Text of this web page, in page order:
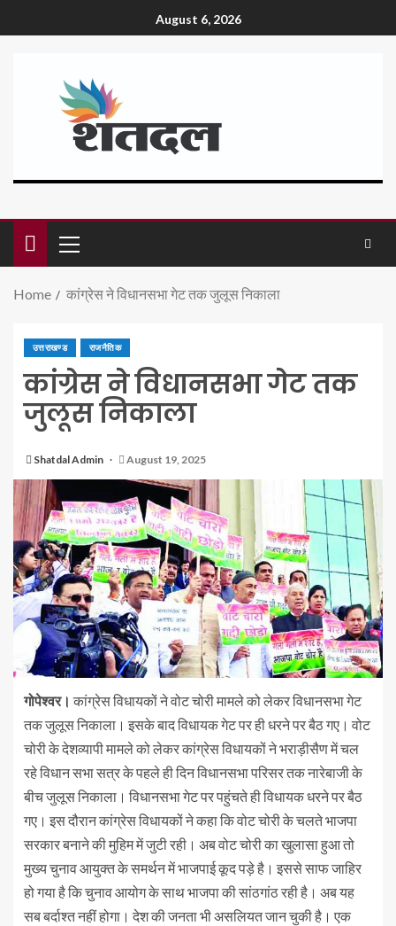
August 6, 2026
Home कांग्रेस ने विधानसभा गेट तक जुलूस निकाला
उत्तराखण्ड राजनैतिक
कांग्रेस ने विधानसभा गेट तक
जुलूस निकाला
Shatdal Admin August 19, 2025
गोपेश्वर। कांग्रेस विधायकों ने वोट चोरी मामले को लेकर विधानसभा गेट
तक जुलूस निकाला। इसके बाद विधायक गेट पर ही धरने पर बैठ गए। वोट
चोरी के देशव्यापी मामले को लेकर कांग्रेस विधायकों ने भराड़ीसैण में चल
रहे विधान सभा सत्र के पहले ही दिन विधानसभा परिसर तक नारेबाजी के
बीच जुलूस निकाला। विधानसभा गेट पर पहुंचते ही विधायक धरने पर बैठ
गए। इस दौरान कांग्रेस विधायकों ने कहा कि वोट चोरी के चलते भाजपा
सरकार बनाने की मुहिम में जुटी रही। अब वोट चोरी का खुलासा हुआ तो
मुख्य चुनाव आयुक्त के समर्थन में भाजपाई कूद पड़े है। इससे साफ जाहिर
हो गया है कि चुनाव आयोग के साथ भाजपा की सांठगांठ रही है। अब यह
सब बर्दाश्त नहीं होगा। देश की जनता भी असलियत जान चुकी है। एक